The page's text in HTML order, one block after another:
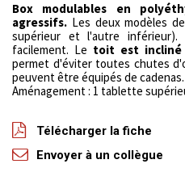
Box modulables en
agressifs. Les deux modèles
supérieur et l'autre
facilement. Le toit est incliné
permet d'éviter toutes chutes
peuvent être équipés de cadenas.
Aménagement : 1 tablette
Télécharger la fiche
Envoyer à un collègue